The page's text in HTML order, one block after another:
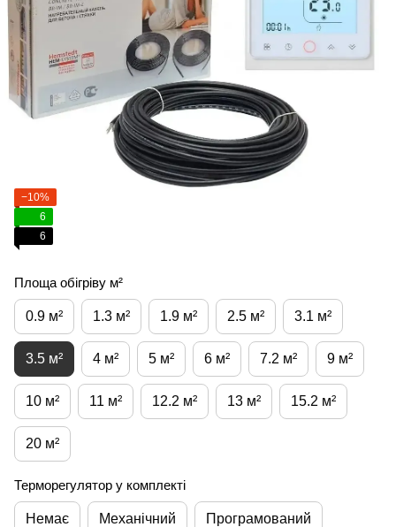
−10%
6
6
Площа обігріву м²
0.9 м² 1.3 м² 1.9 м² 2.5 м² 3.1 м²
3.5 м² 4 м² 5 м² 6 м² 7.2 м² 9 м²
10 м² 11 м² 12.2 м² 13 м² 15.2 м²
20 м²
Терморегулятор у комплекті
Немає Механічний Програмований